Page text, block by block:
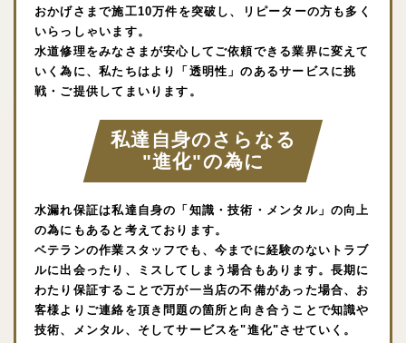
おかげさまで施工10万件を突破し、リピーターの方も多く
いらっしゃいます。
水道修理をみなさまが安心してご依頼できる業界に変えて
いく為に、私たちはより「透明性」のあるサービスに挑
戦・ご提供してまいります。
私達自身のさらなる
"進化"の為に
水漏れ保証は私達自身の「知識・技術・メンタル」の向上
の為にもあると考えております。
ベテランの作業スタッフでも、今までに経験のないトラブ
ルに出会ったり、ミスしてしまう場合もあります。長期に
わたり保証することで万が一当店の不備があった場合、お
客様よりご連絡を頂き問題の箇所と向き合うことで知識や
技術、メンタル、そしてサービスを"進化"させていく。